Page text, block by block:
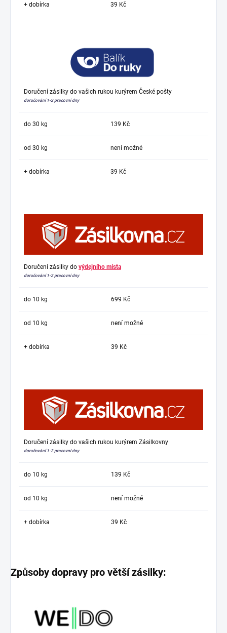
+ dobírka 39 Kč
Doručení zásilky do vašich rukou kurýrem České pošty
doručování 1-2 pracovní dny
do 30 kg 139 Kč
od 30 kg není možné
+ dobírka 39 Kč
Doručení zásilky do výdejního místa
doručování 1-2 pracovní dny
do 10 kg 699 Kč
od 10 kg není možné
+ dobírka 39 Kč
Doručení zásilky do vašich rukou kurýrem Zásilkovny
doručování 1-2 pracovní dny
do 10 kg 139 Kč
od 10 kg není možné
+ dobírka 39 Kč
Způsoby dopravy pro větší zásilky: